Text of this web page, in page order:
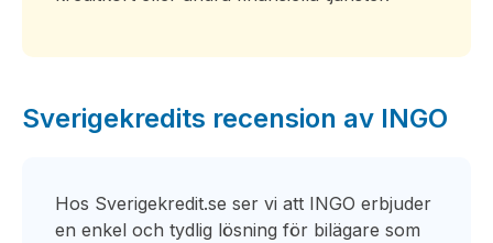
Sverigekredits recension av INGO
Hos Sverigekredit.se ser vi att INGO erbjuder
en enkel och tydlig lösning för bilägare som